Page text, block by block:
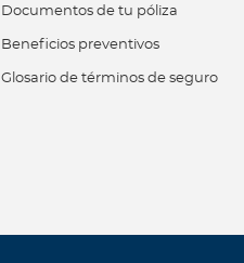
Documentos de tu póliza
Beneficios preventivos
Glosario de términos de seguro